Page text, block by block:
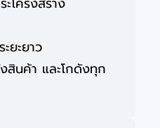
ยะยาว
สินค้า และโกดังทุก